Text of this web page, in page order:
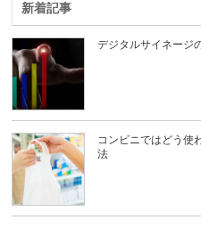
新着記事
デジタルサイネージ
コンビニではどう
法